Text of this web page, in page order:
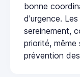
bonne
d'urgence.
sereinement,
priorité, même
prévention